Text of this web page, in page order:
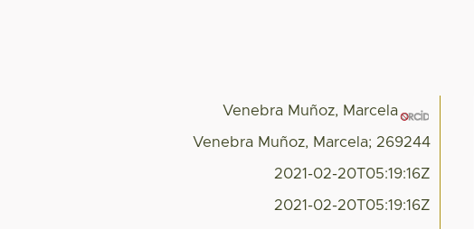
Venebra Muñoz, Marcela
Venebra Muñoz, Marcela; 269244
2021-02-20T05:19:16Z
2021-02-20T05:19:16Z